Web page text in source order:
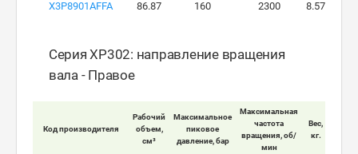
X3P8901AFFA 86.87 160 2300 8.57
Серия XP302: направление вращения
вала - Правое
Код производителя
Рабочий
объем,
см³
Максимальное
пиковое
давление, бар
Максимальная
частота
вращения, об/
мин
Вес,
кг.